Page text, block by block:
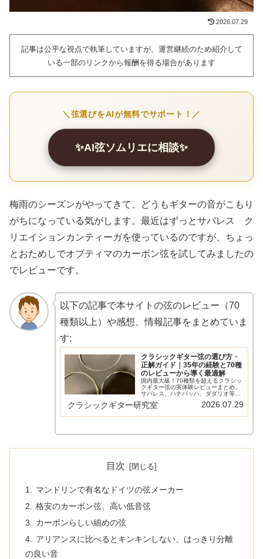
2026.07.29
記事は公平な視点で執筆していますが、運営継続のため紹介して
いる一部のリンクから報酬を得る場合があります
＼弦選びをAIが無料でサポート！／
✨AI弦ソムリエに相談✨
梅雨のシーズンがやってきて、どうもギターの音がこもり
がちになっている気がします。最近はずっとサバレス ク
リエイションカンティーガを使っているのですが、ちょっ
とおためしでオプティマのカーボン弦を試してみましたの
でレビューです。
以下の記事で本サイトの弦のレビュー（70
種類以上）や感想、情報記事をまとめていま
す:
クラシックギター弦の選び方・
正解ガイド｜35年の経験と70種
のレビューから導く最適解
国内最大級！70種類を超えるクラシッ
クギター弦の実体験レビューまとめ。
サバレス、ハナバッハ、ダダリオ等の
主要メーカーから希少なスペイン弦ま
で網羅。比較早見表やショートカット
クラシックギター研究室 2026.07.29
目次
マンドリンで有名なドイツの弦メーカー
格安のカーボン弦、高い低音弦
カーボンらしい細めの弦
アリアンスに比べるとキンキンしない、はっきり分離
の良い音